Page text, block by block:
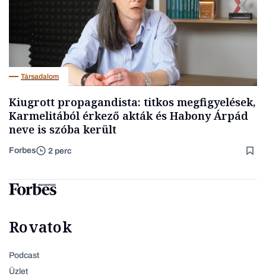
Társadalom
Kiugrott propagandista: titkos megfigyelések,
Karmelitából érkező akták és Habony Árpád
neve is szóba került
Forbes 2 perc
Rovatok
Podcast
Üzlet